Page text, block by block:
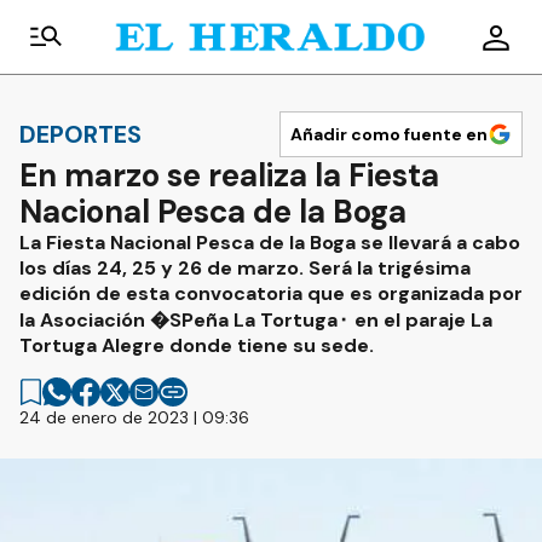
DEPORTES Añadir como fuente en
En marzo se realiza la Fiesta
Nacional Pesca de la Boga
La Fiesta Nacional Pesca de la Boga se llevará a cabo
los días 24, 25 y 26 de marzo. Será la trigésima
edición de esta convocatoria que es organizada por
la Asociación �SPeña La Tortuga⬝ en el paraje La
Tortuga Alegre donde tiene su sede.
24 de enero de 2023 | 09:36